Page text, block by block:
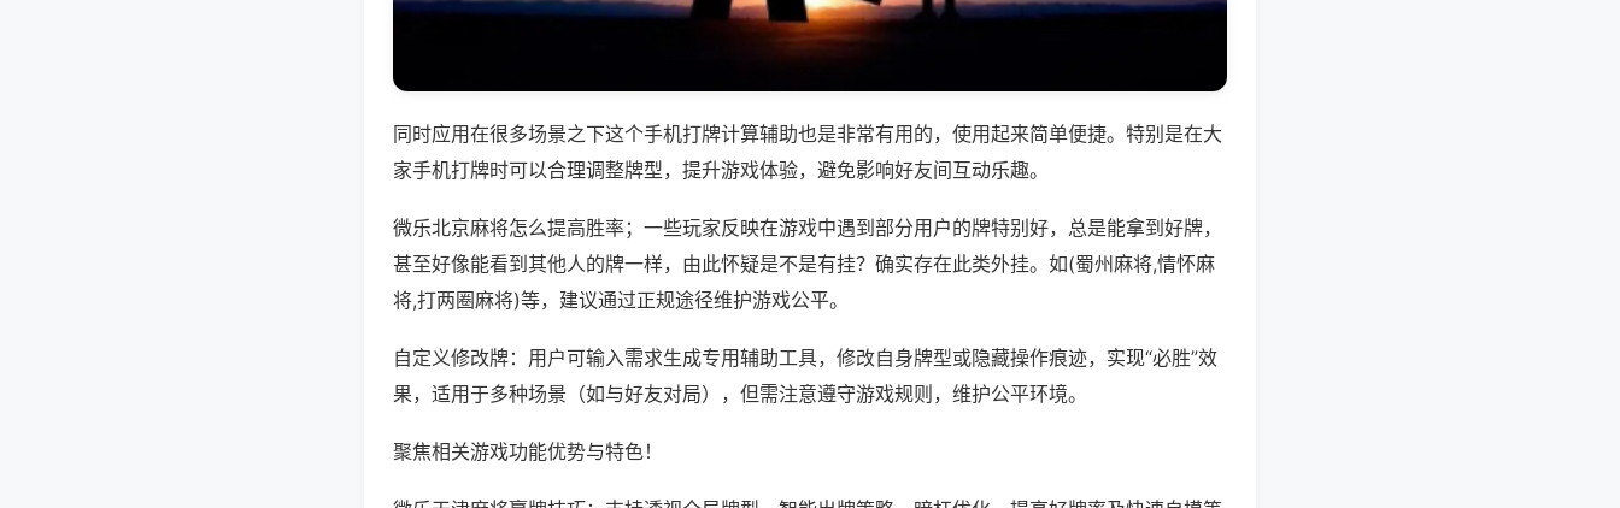
同时应用在很多场景之下这个手机打牌计算辅助也是非常有用的，使用起来简单便捷。特别是在大
家手机打牌时可以合理调整牌型，提升游戏体验，避免影响好友间互动乐趣。
微乐北京麻将怎么提高胜率；一些玩家反映在游戏中遇到部分用户的牌特别好，总是能拿到好牌，
甚至好像能看到其他人的牌一样，由此怀疑是不是有挂？确实存在此类外挂。如(蜀州麻将,情怀麻
将,打两圈麻将)等，建议通过正规途径维护游戏公平。
自定义修改牌：用户可输入需求生成专用辅助工具，修改自身牌型或隐藏操作痕迹，实现“必胜”效
果，适用于多种场景（如与好友对局），但需注意遵守游戏规则，维护公平环境。
聚焦相关游戏功能优势与特色！